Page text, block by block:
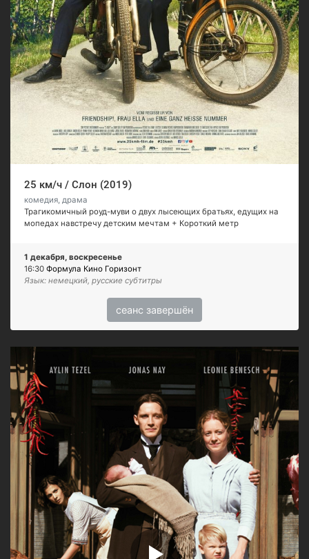
25 км/ч / Слон (2019)
комедия, драма
Трагикомичный роуд-муви о двух лысеющих братьях, едущих на
мопедах навстречу детским мечтам + Короткий метр
1 декабря, воскресенье
16:30 Формула Кино Горизонт
Язык: немецкий, русские субтитры
сеанс завершён